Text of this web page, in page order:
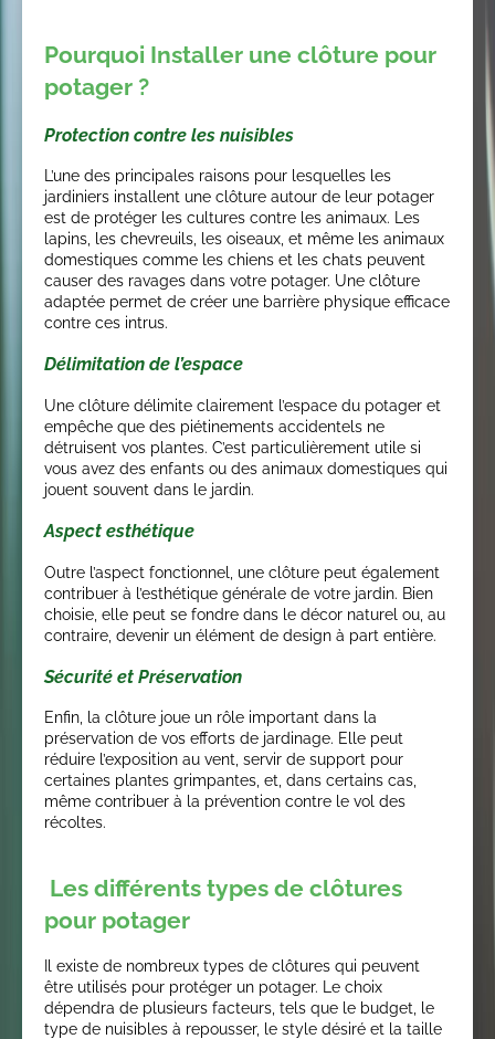
Pourquoi Installer une clôture pour
potager ?
Protection contre les nuisibles
L’une des principales raisons pour lesquelles les
jardiniers installent une clôture autour de leur potager
est de protéger les cultures contre les animaux. Les
lapins, les chevreuils, les oiseaux, et même les animaux
domestiques comme les chiens et les chats peuvent
causer des ravages dans votre potager. Une clôture
adaptée permet de créer une barrière physique efficace
contre ces intrus.
Délimitation de l’espace
Une clôture délimite clairement l’espace du potager et
empêche que des piétinements accidentels ne
détruisent vos plantes. C’est particulièrement utile si
vous avez des enfants ou des animaux domestiques qui
jouent souvent dans le jardin.
Aspect esthétique
Outre l’aspect fonctionnel, une clôture peut également
contribuer à l’esthétique générale de votre jardin. Bien
choisie, elle peut se fondre dans le décor naturel ou, au
contraire, devenir un élément de design à part entière.
Sécurité et Préservation
Enfin, la clôture joue un rôle important dans la
préservation de vos efforts de jardinage. Elle peut
réduire l’exposition au vent, servir de support pour
certaines plantes grimpantes, et, dans certains cas,
même contribuer à la prévention contre le vol des
récoltes.
Les différents types de clôtures
pour potager
Il existe de nombreux types de clôtures qui peuvent
être utilisés pour protéger un potager. Le choix
dépendra de plusieurs facteurs, tels que le budget, le
type de nuisibles à repousser, le style désiré et la taille